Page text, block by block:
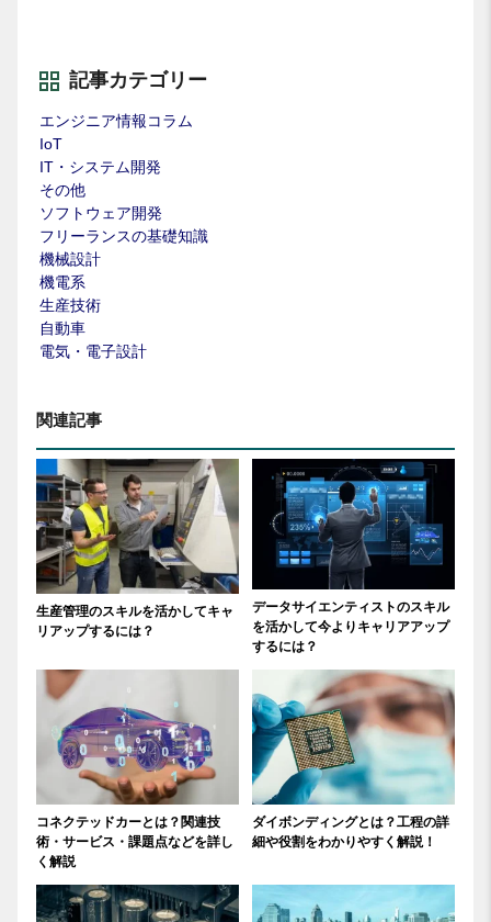
記事カテゴリー
エンジニア情報コラム
IoT
IT・システム開発
その他
ソフトウェア開発
フリーランスの基礎知識
機械設計
機電系
生産技術
自動車
電気・電子設計
関連記事
生産管理のスキルを活かしてキャ
リアップするには？
データサイエンティストのスキル
を活かして今よりキャリアアップ
するには？
コネクテッドカーとは？関連技
術・サービス・課題点などを詳し
く解説
ダイボンディングとは？工程の詳
細や役割をわかりやすく解説！